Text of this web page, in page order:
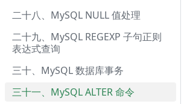
二十八、MySQL NULL 值处理
二十九、MySQL REGEXP 子句正则
表达式查询
三十、MySQL 数据库事务
三十一、MySQL ALTER 命令